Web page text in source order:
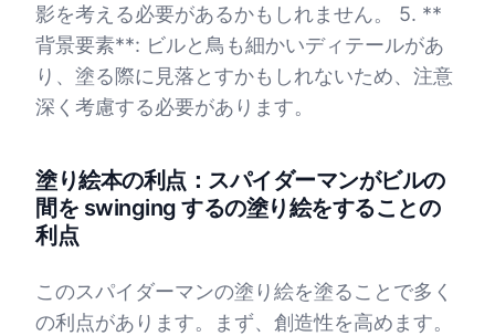
影を考える必要があるかもしれません。 5. **
背景要素**: ビルと鳥も細かいディテールがあ
り、塗る際に見落とすかもしれないため、注意
深く考慮する必要があります。
塗り絵本の利点：スパイダーマンがビルの
間を swinging するの塗り絵をすることの
利点
このスパイダーマンの塗り絵を塗ることで多く
の利点があります。まず、創造性を高めます。